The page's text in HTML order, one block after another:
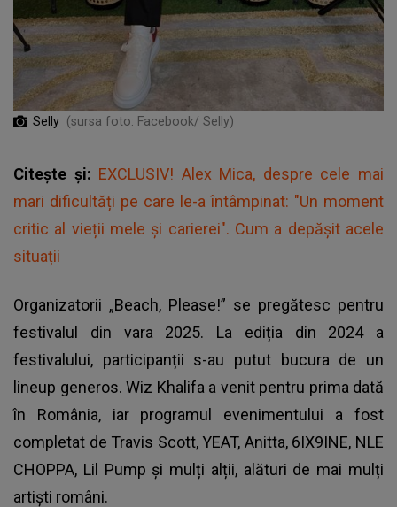
Selly (sursa foto: Facebook/ Selly)
Citește și: EXCLUSIV! Alex Mica, despre cele mai
mari dificultăți pe care le-a întâmpinat: "Un moment
critic al vieții mele și carierei". Cum a depășit acele
situații
Organizatorii „Beach, Please!” se pregătesc pentru
festivalul din vara 2025. La ediția din 2024 a
festivalului, participanții s-au putut bucura de un
lineup generos. Wiz Khalifa a venit pentru prima dată
în România, iar programul evenimentului a fost
completat de Travis Scott, YEAT, Anitta, 6IX9INE, NLE
CHOPPA, Lil Pump și mulți alții, alături de mai mulți
artiști români.